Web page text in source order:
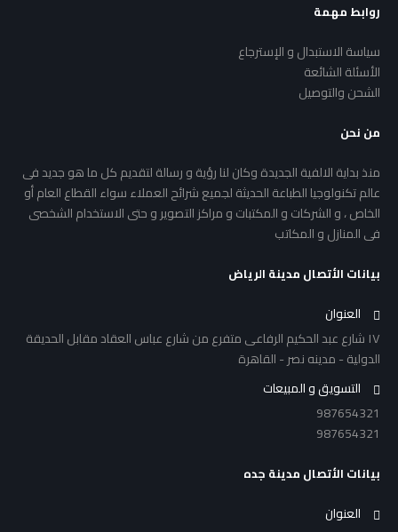
روابط مهمة
سياسة الاستبدال و الإسترجاع
الأسئلة الشائعة
الشحن والتوصيل
من نحن
منذ بداية الالفية الجديدة وكان لنا رؤية و رسالة لتقديم كل ما هو جديد فى
عالم تكنولوجيا الطباعة الحديثة لجميع شرائح العملاء سواء القطاع العام أو
الخاص ، و الشركات و المكتبات و مراكز التصوير و حتى الاستخدام الشخصى
فى المنازل و المكاتب
بيانات الأتصال مدينة الرياض
العنوان
١٧ شارع عبد الحكيم الرفاعى متفرع من شارع عباس العقاد مقابل الحديقة
الدولية - مدينه نصر - القاهرة
التسويق و المبيعات
987654321
987654321
بيانات الأتصال مدينة جده
العنوان